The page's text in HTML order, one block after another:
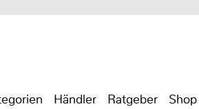
Händler Ratgeber Shop